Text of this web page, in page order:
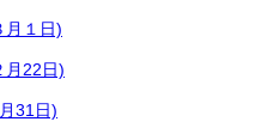
月１日)
月22日)
31日)